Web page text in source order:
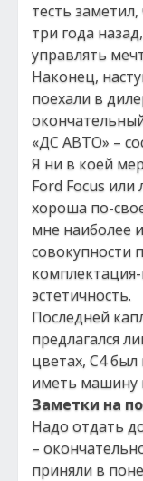
тесть
три года
управлять
Наконец,
поехали в
«ДС АВТО» –
Я ни в коей
Ford Focus
хороша по-
мне наиболее
совокупности
эстетичность.
Последней
предлагался
цветах, C4
иметь машину
Заметки на
Надо отдать
–
приняли в